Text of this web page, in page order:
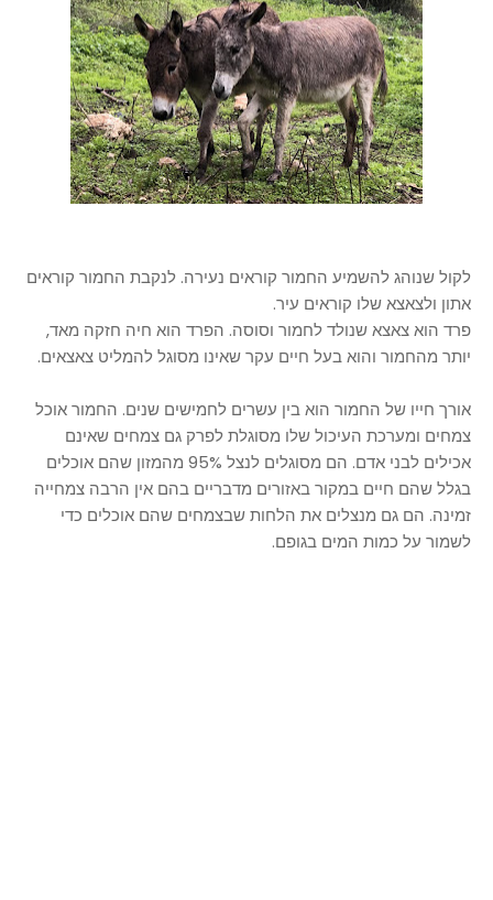
לקול שנוהג להשמיע החמור קוראים נעירה. לנקבת החמור קוראים
אתון ולצאצא שלו קוראים עיר.
פרד הוא צאצא שנולד לחמור וסוסה. הפרד הוא חיה חזקה מאד,
יותר מהחמור והוא בעל חיים עקר שאינו מסוגל להמליט צאצאים.
אורך חייו של החמור הוא בין עשרים לחמישים שנים. החמור אוכל
צמחים ומערכת העיכול שלו מסוגלת לפרק גם צמחים שאינם
אכילים לבני אדם. הם מסוגלים לנצל 95% מהמזון שהם אוכלים
בגלל שהם חיים במקור באזורים מדבריים בהם אין הרבה צמחייה
זמינה. הם גם מנצלים את הלחות שבצמחים שהם אוכלים כדי
לשמור על כמות המים בגופם.